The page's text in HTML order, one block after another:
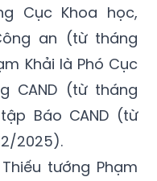
Cục Khoa học,
an (từ tháng
Khải là Phó Cục
CAND (từ tháng
Báo CAND (từ
2025).
tướng Phạm